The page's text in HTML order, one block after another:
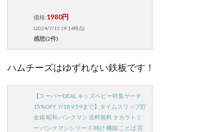
価格:1980円
(2024/7/15 19:14時点)
感想(2件)
ハムチーズはゆずれない鉄板です！
【スーパーDEAL キッズベビー特集サーチ
15%OFF 7/18 9:59まで】タイムスリップ貯
金箱 昭和 バンクマン 送料無料 タカラトミ
ー バンクマンシリーズ 時計 機能 ことば 言